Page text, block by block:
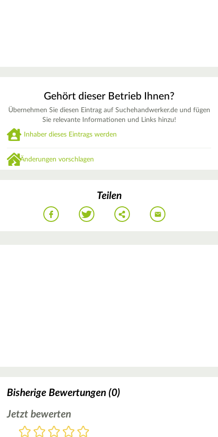
Gehört dieser Betrieb Ihnen?
Übernehmen Sie diesen Eintrag auf Suchehandwerker.de und fügen
Sie relevante Informationen und Links hinzu!
Inhaber dieses Eintrags werden
Änderungen vorschlagen
Teilen
Bisherige Bewertungen (0)
Jetzt bewerten
Bewertung
5
4
3
2
1